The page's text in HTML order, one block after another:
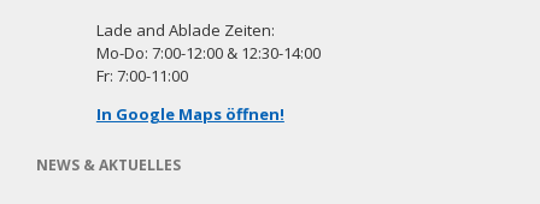
Lade and Ablade Zeiten:
Mo-Do: 7:00-12:00 & 12:30-14:00
Fr: 7:00-11:00
In Google Maps öffnen!
NEWS & AKTUELLES